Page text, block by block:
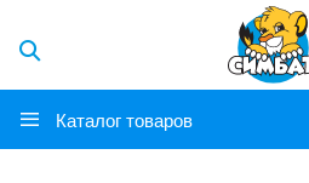
Каталог товаров